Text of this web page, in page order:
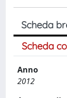
Scheda
Scheda
Anno
2012